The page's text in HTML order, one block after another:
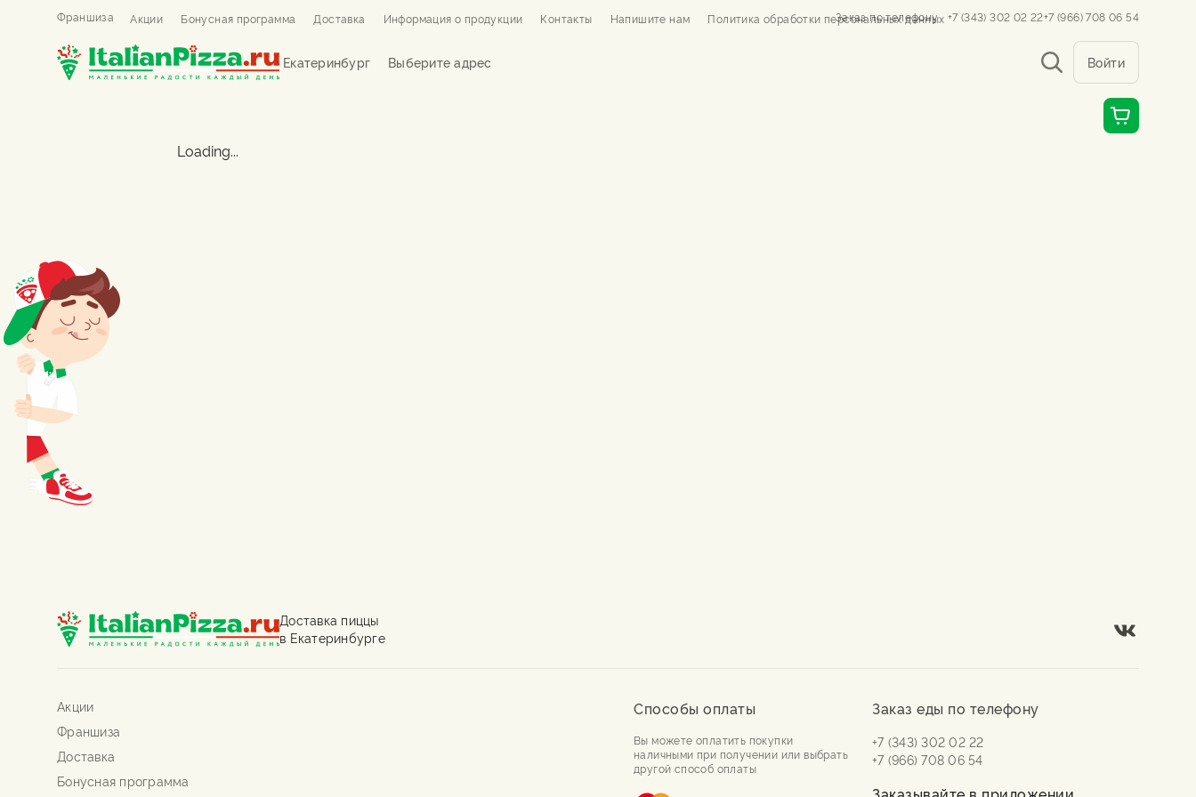
Франшиза Акции Бонусная программа Доставка Информация о продукции Контакты Напишите нам Политика обработки персональных данных
Заказ по телефону +7 (343) 302 02 22+7 (966) 708 06 54
Екатеринбург Выберите адрес Войти
Loading...
Доставка пиццы
в Екатеринбурге
Акции
Франшиза
Доставка
Бонусная программа
Способы оплаты
Вы можете оплатить покупки
наличными при получении или выбрать
другой способ оплаты
Заказ еды по телефону
+7 (343) 302 02 22
+7 (966) 708 06 54